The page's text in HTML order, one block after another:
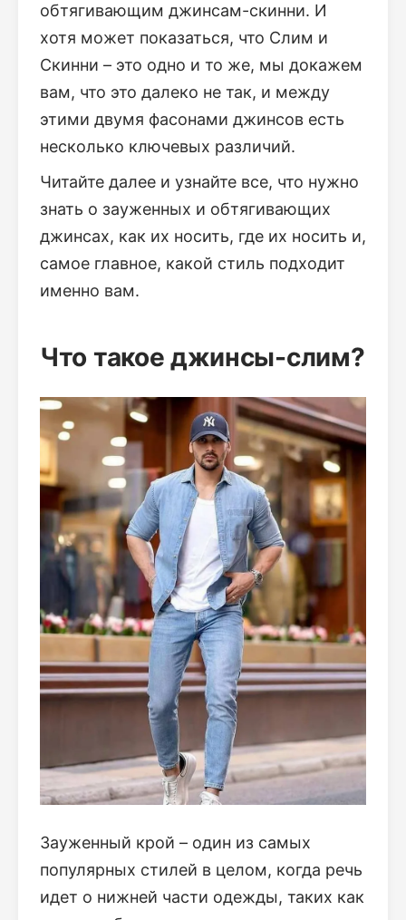
обтягивающим джинсам-скинни. И
хотя может показаться, что Слим и
Скинни – это одно и то же, мы докажем
вам, что это далеко не так, и между
этими двумя фасонами джинсов есть
несколько ключевых различий.
Читайте далее и узнайте все, что нужно
знать о зауженных и обтягивающих
джинсах, как их носить, где их носить и,
самое главное, какой стиль подходит
именно вам.
Что такое джинсы-слим?
Зауженный крой – один из самых
популярных стилей в целом, когда речь
идет о нижней части одежды, таких как